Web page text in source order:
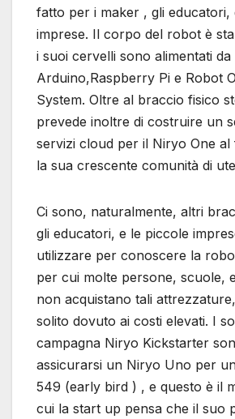
fatto per i maker , gli educatori,
imprese. Il corpo del robot è
i suoi cervelli sono alimentati da
Arduino,Raspberry Pi e Robot
System. Oltre al braccio fisico
prevede inoltre di costruire un
servizi cloud per il Niryo One al
la sua crescente comunità di
Ci sono, naturalmente, altri
gli educatori, e le piccole
utilizzare per conoscere la
per cui molte persone, scuole,
non acquistano tali
solito dovuto ai costi elevati. I
campagna Niryo Kickstarter
assicurarsi un Niryo Uno per
549 (early bird ) , e questo è il
cui la start up pensa che il suo